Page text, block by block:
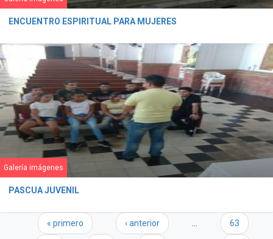
ENCUENTRO ESPIRITUAL PARA MUJERES
Galería imágenes
PASCUA JUVENIL
Páginas
« primero ‹ anterior 63